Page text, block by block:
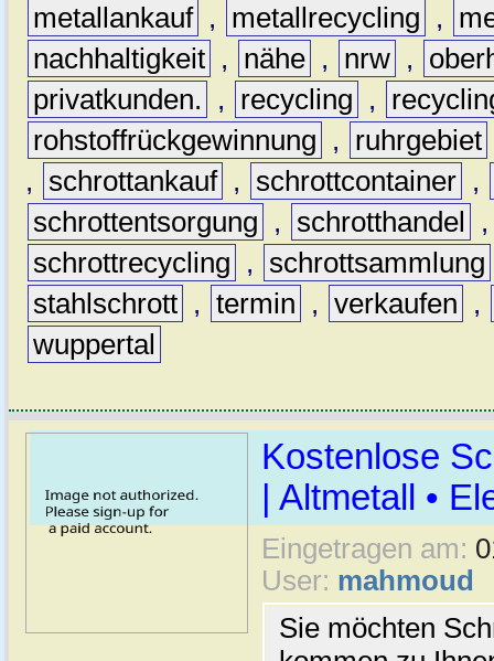
metallankauf , metallrecycling ,
nachhaltigkeit , nähe , nrw ,
privatkunden.
, recycling ,
rohstoffrückgewinnung
, ruhrgebiet
,
schrottankauf , schrottcontainer ,
schrottentsorgung
, schrotthandel
schrottrecycling
, schrottsammlung
stahlschrott , termin , verkaufen
,
wuppertal
Kostenlose
| Altmetall •
Eingetragen am:
User: mahmoud
Sie möchten